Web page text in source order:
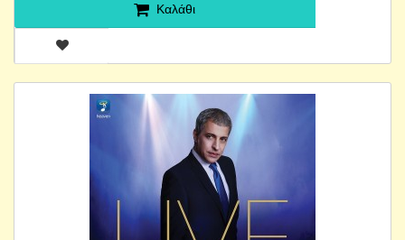
Καλάθι